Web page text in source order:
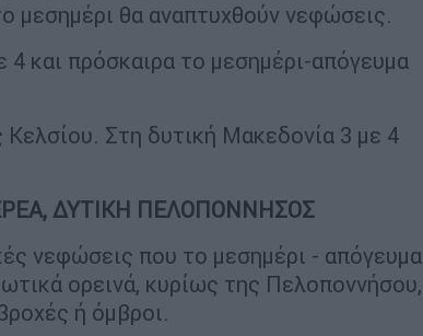
μεσημέρι θα αναπτυχθούν νεφώσεις.
4 και πρόσκαιρα το μεσημέρι-απόγευμα
Στη δυτική Μακεδονία 3 με 4
ΔΥΤΙΚΗ ΠΕΛΟΠΟΝΝΗΣΟΣ
νεφώσεις που το μεσημέρι - απόγευμα
ορεινά, κυρίως της Πελοποννήσου,
ή όμβροι.